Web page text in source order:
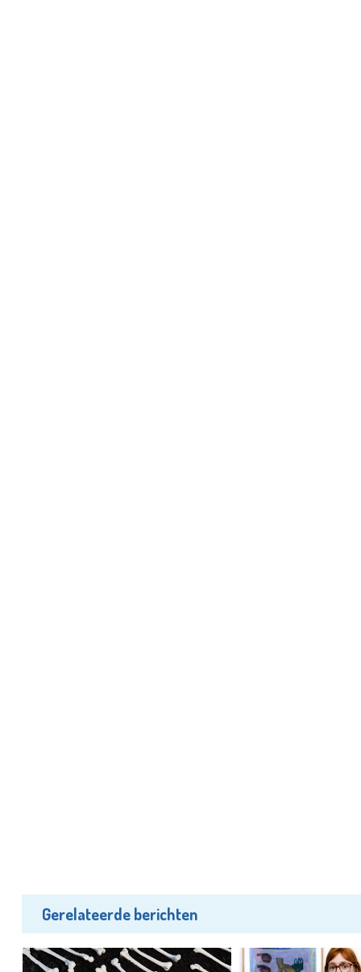
Gerelateerde berichten